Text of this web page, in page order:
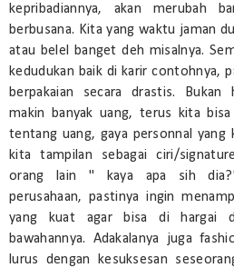
kepribadiannya, akan merubah
berbusana. Kita yang waktu jaman
atau belel banget deh misalnya.
kedudukan baik di karir contohnya,
berpakaian secara drastis.
makin banyak uang, terus kita
tentang uang, gaya personnal yang
kita tampilan sebagai ciri/
orang lain " kaya apa sih
perusahaan, pastinya ingin
yang kuat agar bisa di hargai
bawahannya. Adakalanya juga
lurus dengan kesuksesan